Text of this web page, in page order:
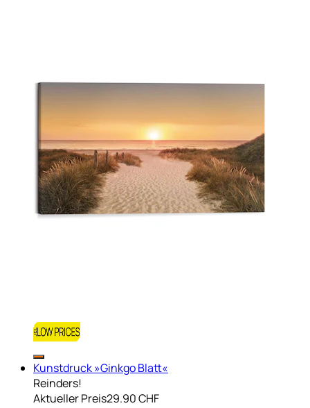
Kunstdruck »Ginkgo Blatt«
Reinders!
Aktueller Preis29.90 CHF